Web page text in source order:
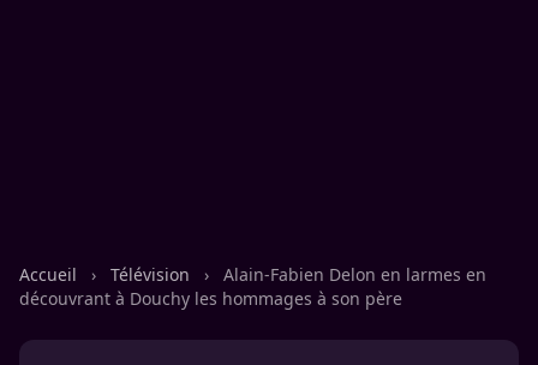
Accueil › Télévision ›
Alain-Fabien Delon en larmes en
découvrant à Douchy les hommages à son père